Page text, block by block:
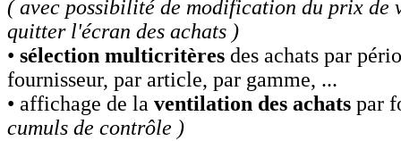
( avec possibilité de modification du prix de
quitter l'écran des achats )
• sélection multicritères des achats par
fournisseur, par article, par gamme, ...
• affichage de la ventilation des achats par
cumuls de contrôle )